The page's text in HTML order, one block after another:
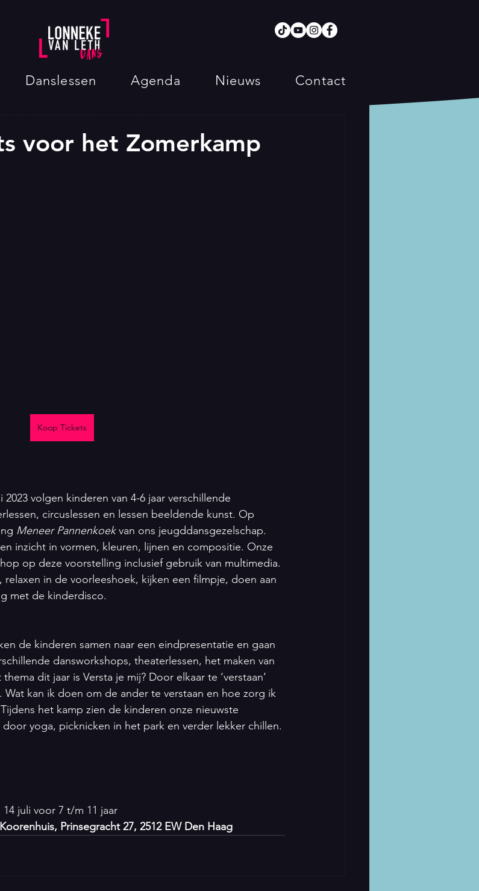
Danslessen Agenda Nieuws Contact
voor het Zomerkamp
Koop Tickets
volgen kinderen van 4-6 jaar verschillende
circuslessen en lessen beeldende kunst. Op
Meneer Pannenkoek van ons jeugddansgezelschap.
inzicht in vormen, kleuren, lijnen en compositie. Onze
op deze voorstelling inclusief gebruik van multimedia.
in de voorleeshoek, kijken een filmpje, doen aan
met de kinderdisco.
de kinderen samen naar een eindpresentatie en gaan
dansworkshops, theaterlessen, het maken van
dit jaar is Versta je mij? Door elkaar te ‘verstaan’
kan ik doen om de ander te verstaan en hoe zorg ik
het kamp zien de kinderen onze nieuwste
yoga, picknicken in het park en verder lekker chillen.
juli voor 7 t/m 11 jaar
Prinsegracht 27, 2512 EW Den Haag